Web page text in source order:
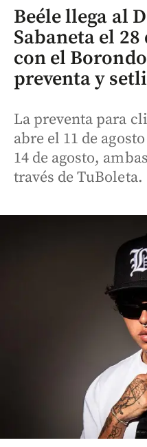
Beéle llega al
Sabaneta el
con el
preventa y
La preventa para
abre el 11 de
14 de agosto,
través de TuBoleta.